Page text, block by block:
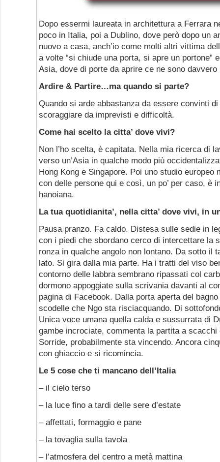
Dopo essermi laureata in architettura a Ferrara
poco in Italia, poi a Dublino, dove però dopo un
nuovo a casa, anch’io come molti altri vittima
a volte “si chiude una porta, si apre un portone”
Asia, dove di porte da aprire ce ne sono davvero
Ardire & Partire…ma quando si parte?
Quando si arde abbastanza da essere convinti
scoraggiare da imprevisti e difficoltà.
Come hai scelto la citta’ dove vivi?
Non l’ho scelta, è capitata. Nella mia ricerca di
verso un’Asia in qualche modo più
Hong Kong e Singapore. Poi uno studio europeo
con delle persone qui e così, un po’ per caso, è
hanoiana.
La tua quotidianita’, nella citta’ dove vivi, in
Pausa pranzo. Fa caldo. Distesa sulle sedie in
con i piedi che sbordano cerco di intercettare la
ronza in qualche angolo non lontano. Da sotto il
lato. Si gira dalla mia parte. Ha i tratti del viso
contorno delle labbra sembrano ripassati col
dormono appoggiate sulla scrivania davanti al
pagina di Facebook. Dalla porta aperta del
scodelle che Ngo sta risciacquando. Di
Unica voce umana quella calda e sussurrata di
gambe incrociate, commenta la partita a
Sorride, probabilmente sta vincendo. Ancora
con ghiaccio e si ricomincia.
Le 5 cose che ti mancano dell’Italia
– il cielo terso
– la luce fino a tardi delle sere d’estate
– affettati, formaggio e pane
– la tovaglia sulla tavola
– l’atmosfera del centro a metà mattina